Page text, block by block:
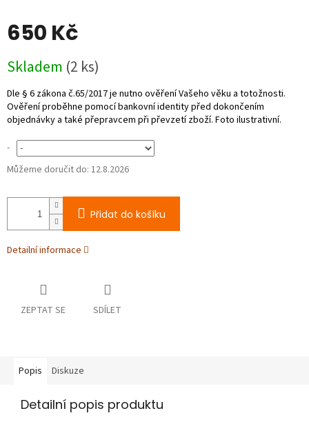
650 Kč
cena:
Skladem (2 ks)
-
Můžeme doručit do: 12.8.2026
Přidat do košíku
Detailní informace
ZEPTAT SE SDÍLET
Popis Diskuze
Detailní popis produktu